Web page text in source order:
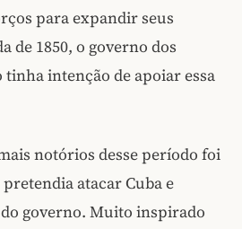
para expandir seus
de 1850, o governo dos
tinha intenção de apoiar essa
notórios desse período foi
atacar Cuba e
governo. Muito inspirado